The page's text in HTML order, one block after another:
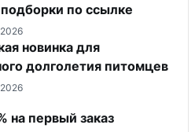
подборки по ссылке
новинка для
долголетия питомцев
на первый заказ